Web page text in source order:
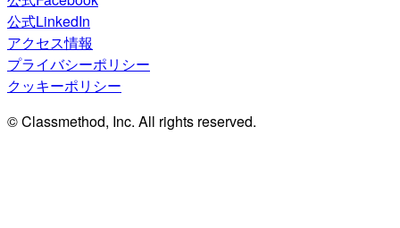
公式LinkedIn
アクセス情報
プライバシーポリシー
クッキーポリシー
© Classmethod, Inc. All rights reserved.